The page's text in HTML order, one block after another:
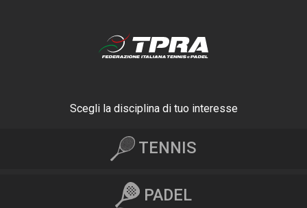
Scegli la disciplina di tuo interesse
TENNIS
PADEL